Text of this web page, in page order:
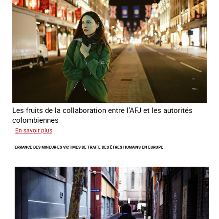
Les fruits de la collaboration entre l'AFJ et les autorités
colombiennes
En savoir plus
la
en
partenariat
avec
Colombie
ERRANCE DES MINEUR·ES VICTIMES DE TRAITE DES ÊTRES HUMAINS EN EUROPE